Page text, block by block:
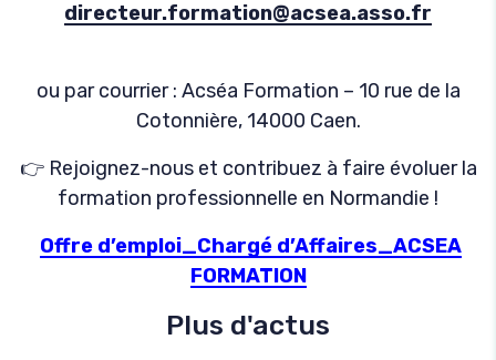
directeur.formation@acsea.asso.fr
ou par courrier : Acséa Formation – 10 rue de la
Cotonnière, 14000 Caen.
👉 Rejoignez-nous et contribuez à faire évoluer la
formation professionnelle en Normandie !
Offre d’emploi_Chargé d’Affaires_ACSEA
FORMATION
Plus d'actus